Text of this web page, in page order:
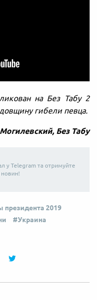
на Без Табу 2
гибели певца.
Без Табу
у Telegram та отримуйте
новин!
президента 2019
Украина